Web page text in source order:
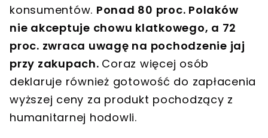
konsumentów. Ponad 80 proc. Polaków
nie akceptuje chowu klatkowego, a 72
proc. zwraca uwagę na pochodzenie jaj
przy zakupach. Coraz więcej osób
deklaruje również gotowość do zapłacenia
wyższej ceny za produkt pochodzący z
humanitarnej hodowli.